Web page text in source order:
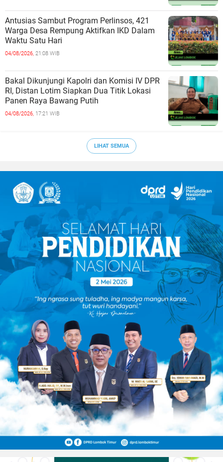
Antusias Sambut Program Perlinsos, 421
Warga Desa Rempung Aktifkan IKD Dalam
Waktu Satu Hari
04/08/2026, 21:08 WIB
Bakal Dikunjungi Kapolri dan Komisi IV DPR
RI, Distan Lotim Siapkan Dua Titik Lokasi
Panen Raya Bawang Putih
04/08/2026, 17:21 WIB
LIHAT SEMUA